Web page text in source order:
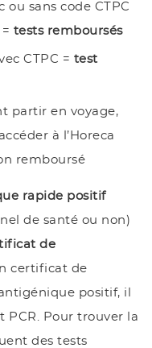
ou sans code CTPC
tests remboursés
CTPC = test
partir en voyage,
à l’Horeca
remboursé
rapide positif
de santé ou non)
de
certificat de
positif, il
Pour trouver la
des tests